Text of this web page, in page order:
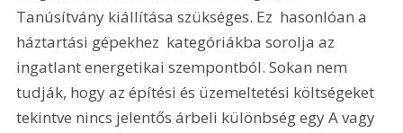
Tanúsítvány kiállítása szükséges. Ez  hasonlóan a
háztartási gépekhez  kategóriákba sorolja az
ingatlant energetikai szempontból. Sokan nem
tudják, hogy az építési és üzemeltetési költségeket
tekintve nincs jelentős árbeli különbség egy A vagy